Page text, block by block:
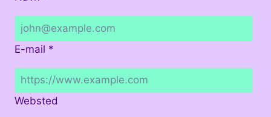
E-mail *
Websted